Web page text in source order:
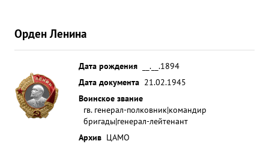
Орден Ленина
Дата рождения
__.__.1894
Дата документа 21.02.1945
Воинское звание
гв. генерал-полковник|командир
бригады|генерал-лейтенант
Архив ЦАМО